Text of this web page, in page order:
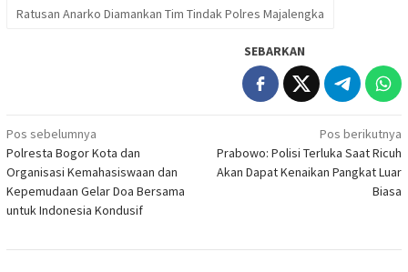
Ratusan Anarko Diamankan Tim Tindak Polres Majalengka
SEBARKAN
Navigasi
pos
Pos sebelumnya
Polresta Bogor Kota dan
Organisasi Kemahasiswaan dan
Kepemudaan Gelar Doa Bersama
untuk Indonesia Kondusif
Pos berikutnya
Prabowo: Polisi Terluka Saat Ricuh
Akan Dapat Kenaikan Pangkat Luar
Biasa